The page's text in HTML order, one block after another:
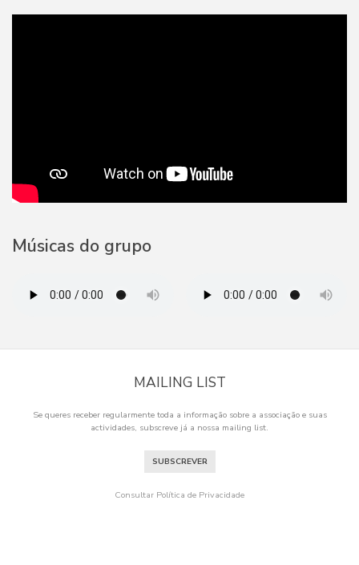
Músicas do grupo
MAILING LIST
Se queres receber regularmente toda a informação sobre a associação e suas
actividades, subscreve já a nossa mailing list.
SUBSCREVER
Consultar Política de Privacidade